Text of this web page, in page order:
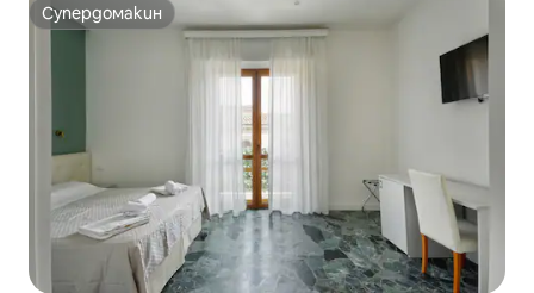
Супердомакин
Супердомакин